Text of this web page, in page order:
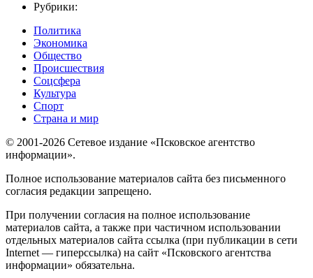
Рубрики:
Политика
Экономика
Общество
Происшествия
Соцсфера
Культура
Спорт
Страна и мир
© 2001-2026 Сетевое издание «Псковское агентство
информации».
Полное использование материалов сайта без письменного
согласия редакции запрещено.
При получении согласия на полное использование
материалов сайта, а также при частичном использовании
отдельных материалов сайта ссылка (при публикации в сети
Internet — гиперссылка) на сайт «Псковского агентства
информации» обязательна.